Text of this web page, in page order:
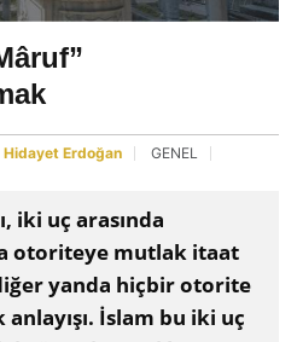
Hidayet Erdoğan GENEL
iki uç arasında
otoriteye mutlak itaat
yanda hiçbir otorite
İslam bu iki uç